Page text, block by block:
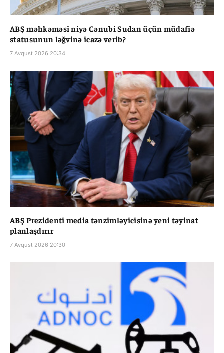
ABŞ məhkəməsi niyə Cənubi Sudan üçün müdafiə
statusunun ləğvinə icazə verib?
7 Avqust 2026 20:34
ABŞ Prezidenti media tənzimləyicisinə yeni təyinat
planlaşdırır
7 Avqust 2026 20:30